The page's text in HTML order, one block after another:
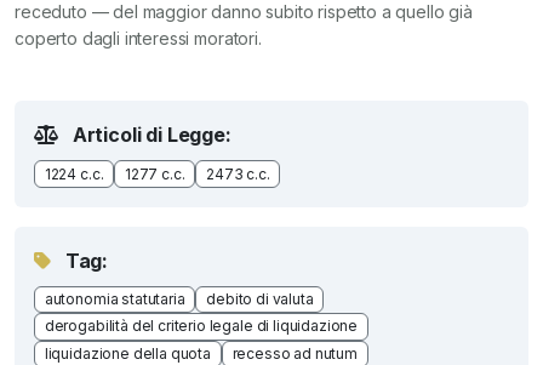
receduto — del maggior danno subito rispetto a quello già
coperto dagli interessi moratori.
Articoli di Legge:
1224 c.c. 1277 c.c. 2473 c.c.
Tag:
autonomia statutaria
debito di valuta
derogabilità del criterio legale di liquidazione
liquidazione della quota
recesso ad nutum